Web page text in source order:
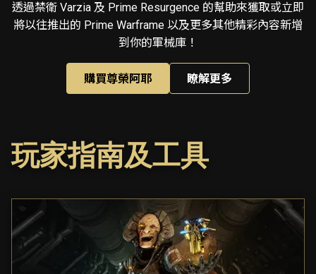
透過禁衛 Varzia 及 Prime Resurgence 的幫助來獲取或立即
將以往推出的 Prime Warframe 以及更多其他精彩內容新增
到你的軍械庫！
購買尊榮阿耶 瞭解更多
玩家指南及工具